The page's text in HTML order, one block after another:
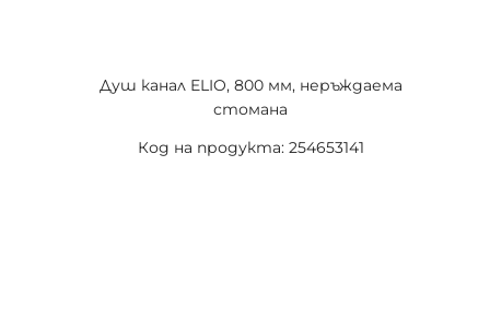
Душ канал ELIO, 800 мм, неръждаема
стомана
Код на продукта: 254653141